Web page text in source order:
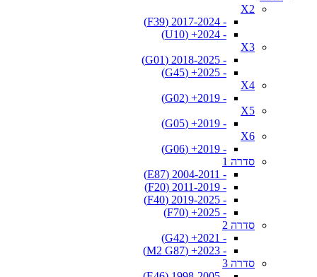
X2
- 2017-2024 (F39)
- 2024+ (U10)
X3
- 2018-2025 (G01)
- 2025+ (G45)
X4
- 2019+ (G02)
X5
- 2019+ (G05)
X6
- 2019+ (G06)
סדרה 1
- 2004-2011 (E87)
- 2011-2019 (F20)
- 2019-2025 (F40)
- 2025+ (F70)
סדרה 2
- 2021+ (G42)
- 2023+ (M2 G87)
סדרה 3